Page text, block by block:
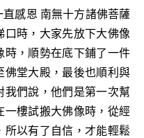
感恩 南無十方諸佛菩薩
口時，大家先放下大佛像
時，順勢在底下鋪了一件
佛堂大殿，最後也順利與
我們說，他們是第一次幫
一樓試搬大佛像時，從經
所以有了自信，才能輕鬆